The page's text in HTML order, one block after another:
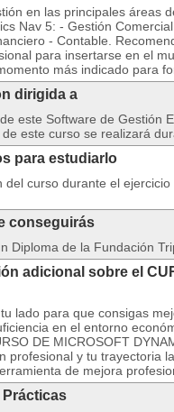
en las principales áreas
Nav 5: - Gestión
- Contable.
para insertarse en el
más indicado para
dirigida a
este Software de Gestión
este curso se realizará
para estudiarlo
del curso durante el
conseguirás
Diploma de la Fundación
adicional sobre el
lado para que consigas
en el entorno
DE MICROSOFT
profesional y tu trayectoria
de mejora
Prácticas